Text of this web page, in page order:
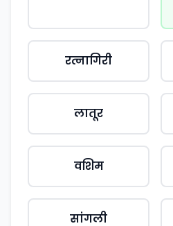
रत्नागिरी
लातूर
वशिम
सांगली